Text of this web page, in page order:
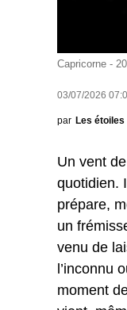
Capricorne -
03/07/2026
par Les étoiles
Un vent
quotidien.
prépare,
un
venu de
l’inconnu
moment